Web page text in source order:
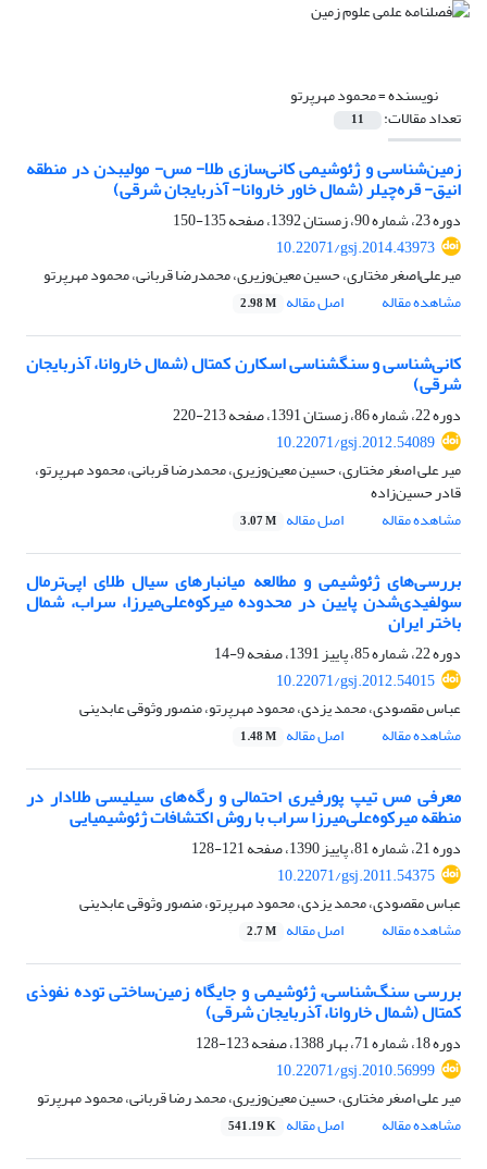
نویسنده =محمود مهرپرتو
تعداد مقالات: 11
زمین‌شناسی و ژئوشیمی کانی‌سازی طلا- مس- مولیبدن در منطقه
انیق- قره‌چیلر (شمال خاور خاروانا- آذربایجان شرقی)
دوره 23، شماره 90، زمستان 1392، صفحه
135-150
10.22071/gsj.2014.43973
میرعلی‌اصغر مختاری، حسین معین‌وزیری، محمدرضا قربانی، محمود مهرپرتو
مشاهده مقاله
اصل مقاله 2.98 M
کانی‌شناسی و سنگ‏شناسی اسکارن کمتال (شمال خاروانا، آذربایجان
شرقی)
دوره 22، شماره 86، زمستان 1391، صفحه
213-220
10.22071/gsj.2012.54089
میر علی اصغر مختاری، حسین معین‌وزیری، محمدرضا قربانی، محمود مهرپرتو،
قادر حسین‌زاده
مشاهده مقاله
اصل مقاله 3.07 M
بررسی‌های ژئوشیمی و مطالعه میانبارهای سیال طلای اپی‌ترمال
سولفیدی‌شدن پایین در محدوده میرکوه‌علی‌میرزا، سراب، شمال
باختر ایران
دوره 22، شماره 85، پاییز 1391، صفحه
9-14
10.22071/gsj.2012.54015
عباس مقصودی، محمد یزدی، محمود مهرپرتو، منصور وثوقی عابدینی
مشاهده مقاله
اصل مقاله 1.48 M
معرفی مس تیپ پورفیری احتمالی و رگه‌های سیلیسی طلادار در
منطقه میرکوه‌علی‌میرزا سراب با روش اکتشافات ژئوشیمیایی
دوره 21، شماره 81، پاییز 1390، صفحه
121-128
10.22071/gsj.2011.54375
عباس مقصودی، محمد یزدی، محمود مهرپرتو، منصور وثوقی عابدینی
مشاهده مقاله
اصل مقاله 2.7 M
بررسی سنگ‌شناسی، ژئوشیمی و جایگاه زمین‌ساختی توده نفوذی
کمتال (شمال خاروانا، آذربایجان شرقی)
دوره 18، شماره 71، بهار 1388، صفحه
123-128
10.22071/gsj.2010.56999
میر علی اصغر مختاری، حسین معین‌وزیری، محمد رضا قربانی، محمود مهرپرتو
مشاهده مقاله
اصل مقاله 541.19 K